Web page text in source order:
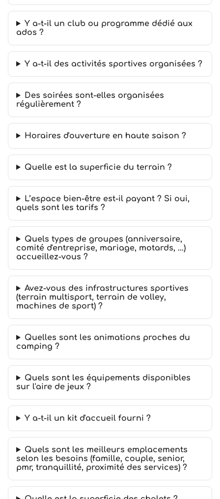
Y a-t-il un club ou programme dédié aux
ados ?
Y a-t-il des activités sportives organisées ?
Des soirées sont-elles organisées
régulièrement ?
Horaires d'ouverture en haute saison ?
Quelle est la superficie du terrain ?
L’espace bien-être est-il payant ? Si oui,
quels sont les tarifs ?
Quels types de groupes (anniversaire,
comité d'entreprise, mariage, motards, ...)
accueillez-vous ?
Avez-vous des infrastructures sportives
(terrain multisport, terrain de volley,
machines de sport) ?
Quelles sont les animations proches du
camping ?
Quels sont les équipements disponibles
sur l'aire de jeux ?
Y a-t-il un kit d'accueil fourni ?
Quels sont les meilleurs emplacements
selon les besoins (famille, couple, senior,
pmr, tranquillité, proximité des services) ?